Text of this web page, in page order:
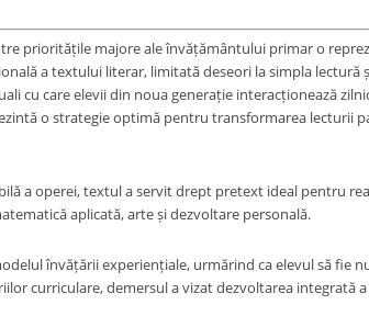
prioritățile majore ale învățământului primar o
a textului literar, limitată deseori la simpla lectură
cu care elevii din noua generație interacționează
o strategie optimă pentru transformarea lecturii
a operei, textul a servit drept pretext ideal pentru
aplicată, arte și dezvoltare personală.
învățării experiențiale, urmărind ca elevul să fie
curriculare, demersul a vizat dezvoltarea integrată